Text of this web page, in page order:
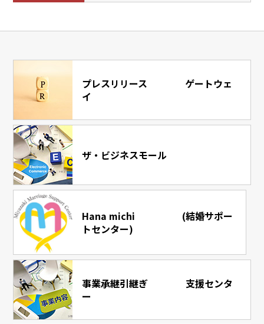
プレスリリース ゲートウェ
イ
ザ・ビジネスモール
Hana michi (結婚サポー
トセンター)
事業承継引継ぎ ⽀援センタ
ー